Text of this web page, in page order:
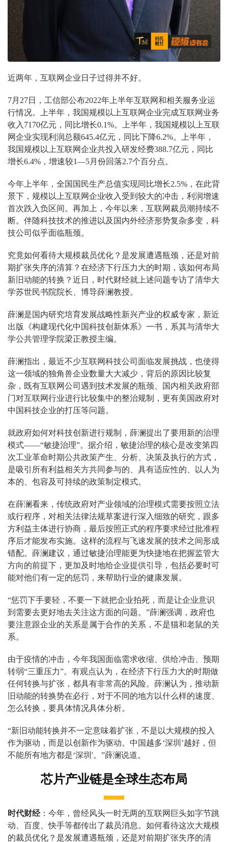
近两年，互联网企业日子过得并不好。
7月27日，工信部公布2022年上半年互联网和相关服务业运
行情况。上半年，我国规模以上互联网企业完成互联网业务
收入7170亿元，同比增长0.1%。上半年，我国规模以上互联
网企业实现利润总额645.4亿元，同比下降6.2%。上半年，
我国规模以上互联网企业共投入研发经费388.7亿元，同比
增长6.4%，增速较1—5月份回落2.7个百分点。
今年上半年，全国国民生产总值实现同比增长2.5%，在此背
景下，规模以上互联网企业收入受到较大的冲击，利润增速
首次跌入负区间。再加上，今年以来，互联网裁员潮持续不
断。伴随科技技术的推进以及国内外经济形势复杂多变，科
技公司似乎面临瓶颈。
究竟如何看待大规模裁员优化？是发展遭遇瓶颈，还是对前
期扩张失序的清算？在经济下行压力大的时期，该如何布局
新旧动能的转换？近日，时代财经就上述问题专访了清华大
学苏世民书院院长、博导薛澜教授。
薛澜是国内研究培育发展战略性新兴产业的权威专家，新近
出版《构建现代化中国科技创新体系》一书，系其与清华大
学公共管理学院梁正教授主编。
薛澜指出，最近不少互联网科技公司面临发展挑战，也使得
这一领域的独角兽企业数量大大减少，背后的原因比较复
杂，既有互联网公司遇到技术发展的瓶颈、国内相关政府部
门对互联网行业进行比较集中的整治规制，更有美国政府对
中国科技企业的打压等问题。
就政府如何对科技创新进行规制，薛澜提出了要用新的治理
模式——“敏捷治理”。据介绍，敏捷治理的核心是改变第四
次工业革命时期公共政策产生、分析、决策及执行的方式，
是吸引所有利益相关方共同参与的、具有适应性的、以人为
本的、包容及可持续的政策制定模式。
在薛澜看来，传统政府对产业领域的治理模式需要按照立法
或行程序，对相关法律法规草案进行深入细致的研究，跟多
方利益主体进行协商，最后按照正式的程序要求经过批准程
序后才能发布实施。这样的流程与飞速发展的技术之间形成
错配。薛澜建议，通过敏捷治理能更为快捷地在把握监管大
方向的前提下，更加及时地给企业提供引导，包括必要时可
能对他们有一定的惩罚，来帮助行业的健康发展。
“惩罚下手要轻，不要一下就把企业拍死，而是让企业意识
到需要去更好地去关注这方面的问题。”薛澜强调，政府也
要注意跟企业的关系是属于合作的关系，不是猫和老鼠的关
系。
由于疫情的冲击，今年我国面临需求收缩、供给冲击、预期
转弱“三重压力”。有观点认为，在经济下行压力大的时期做
任何转换与扩张，都具有非常高的风险。薛澜认为，推动新
旧动能的转换势在必行，对于不同的地方以什么样的速度、
怎么转换，要具体情况具体分析。
“新旧动能转换并不一定意味着扩张，不是以大规模的投入
作为驱动，而是以创新作为驱动。中国越多‘深圳’越好，但
不能所有地方都是‘深圳'。”薛澜说道。
芯片产业链是全球生态布局
时代财经：今年，曾经风头一时无两的互联网巨头如字节跳
动、百度、快手等都传出了裁员消息。如何看待这次大规模
的裁员优化？是发展遭遇瓶颈，还是对前期扩张失序的清